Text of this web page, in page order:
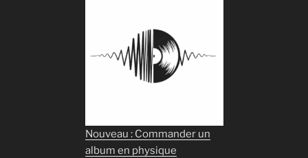
Nouveau : Commander un
album en physique